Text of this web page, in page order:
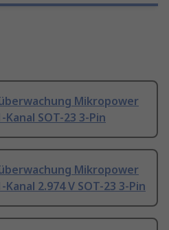
Mikropower
SOT-23 3-Pin
Mikropower
2.974 V SOT-23 3-Pin